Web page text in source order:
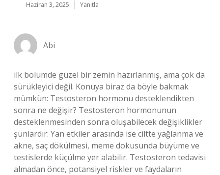
Haziran 3, 2025 Yanıtla
Abi
ilk bölümde güzel bir zemin hazırlanmış, ama çok da
sürükleyici değil. Konuya biraz da böyle bakmak
mümkün: Testosteron hormonu desteklendikten
sonra ne değişir? Testosteron hormonunun
desteklenmesinden sonra oluşabilecek değişiklikler
şunlardır: Yan etkiler arasında ise ciltte yağlanma ve
akne, saç dökülmesi, meme dokusunda büyüme ve
testislerde küçülme yer alabilir. Testosteron tedavisi
almadan önce, potansiyel riskler ve faydaların